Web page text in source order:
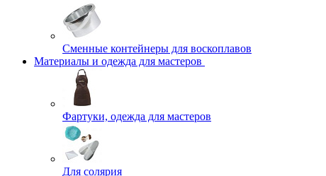
Сменные контейнеры для воскоплавов
Материалы и одежда для мастеров
Фартуки, одежда для мастеров
Для солярия